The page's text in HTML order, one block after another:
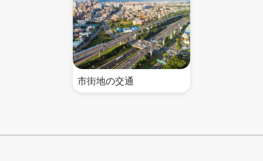
市街地の交通